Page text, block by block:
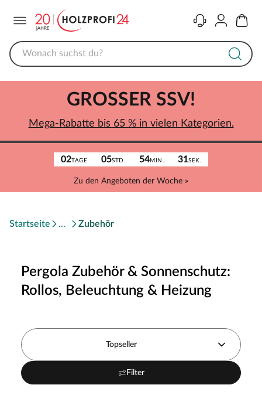
KontaktKonto
02TAGE 05STD. 54MIN. 31SEK.
Zu den Angeboten der Woche »
GROSSER SSV!
Mega-Rabatte bis 65 % in vielen Kategorien.
Startseite Zubehör
Pergola Zubehör & Sonnenschutz:
Rollos, Beleuchtung & Heizung
Topseller
Filter